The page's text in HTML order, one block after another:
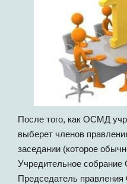
После того, как ОСМД
выберет членов
заседании (которое
Учредительное
Председатель